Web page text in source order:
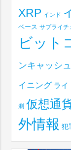
XRP インド
ベース サプライチ
ビット
ンキャッシュ
イニング ライ
測 仮想通
外情報 犯